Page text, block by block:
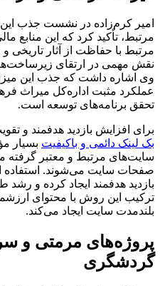
امیر کرم‌زاده در نشست جذب
مرتبط، تأکید کرد که این منابع
مرتبط با حفاظت از آثار تاریخی
نقش مهمی در ارتقای
وی اشاره داشت که جذب این
عملکرد مثبت اداره‌کل میراث
تحقق برنامه‌های توسعه است.
برای افزایش بازدید هدفمند و
بک لینک دائمی و باکیفیت بسیار
سایت‌های مرتبط و معتبر
صفحات سایت می‌شوند. استفاده
بازدید هدفمند ایجاد کرده و
ترکیب این روش با محتوای
بلندمدت سایت ایجاد می‌کند.
پروژه‌های مرمتی و
گردشگری